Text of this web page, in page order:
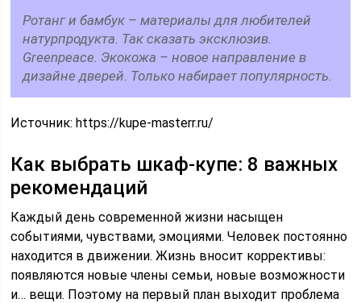
Ротанг и бамбук – материалы для любителей
натурпродукта. Так сказать эксклюзив.
Greenpeace. Экокожа – новое направление в
дизайне дверей. Только набирает популярность.
Источник:https://kupe-masterr.ru/
Как выбрать шкаф-купе: 8 важных
рекомендаций
Каждый день современной жизни насыщен
событиями, чувствами, эмоциями. Человек постоянно
находится в движении. Жизнь вносит коррективы:
появляются новые члены семьи, новые возможности
и… вещи. Поэтому на первый план выходит проблема